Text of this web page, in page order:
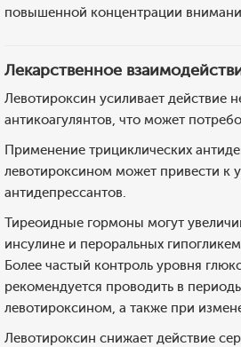
повышенной концентрации
Лекарственное
Левотироксин усиливает действие
антикоагулянтов, что может
Применение трициклических
левотироксином может привести к
антидепрессантов.
Тиреоидные гормоны могут
инсулине и пероральных
Более частый контроль уровня
рекомендуется проводить в
левотироксином, а также при
Левотироксин снижает действие